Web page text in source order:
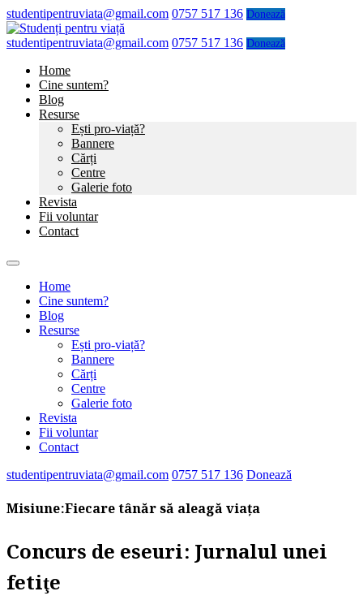
studentipentruviata@gmail.com 0757 517 136 Donează
studentipentruviata@gmail.com 0757 517 136 Donează
Home
Cine suntem?
Blog
Resurse
Ești pro-viață?
Bannere
Cărți
Centre
Galerie foto
Revista
Fii voluntar
Contact
Home
Cine suntem?
Blog
Resurse
Ești pro-viață?
Bannere
Cărți
Centre
Galerie foto
Revista
Fii voluntar
Contact
studentipentruviata@gmail.com 0757 517 136 Donează
Misiune:Fiecare tânăr să aleagă viața
Concurs de eseuri: Jurnalul unei
fetiţe